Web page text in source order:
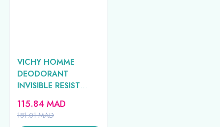
VICHY HOMME
DEODORANT
INVISIBLE RESIST
DERMO
DETRANSPIRANT 72H
50ML
181.01MAD
115.84 MAD